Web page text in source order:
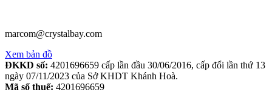
marcom@crystalbay.com
Xem bản đồ
ĐKKD số: 4201696659 cấp lần đầu 30/06/2016, cấp đổi lần thứ 13
ngày 07/11/2023 của Sở KHDT Khánh Hoà.
Mã số thuế: 4201696659